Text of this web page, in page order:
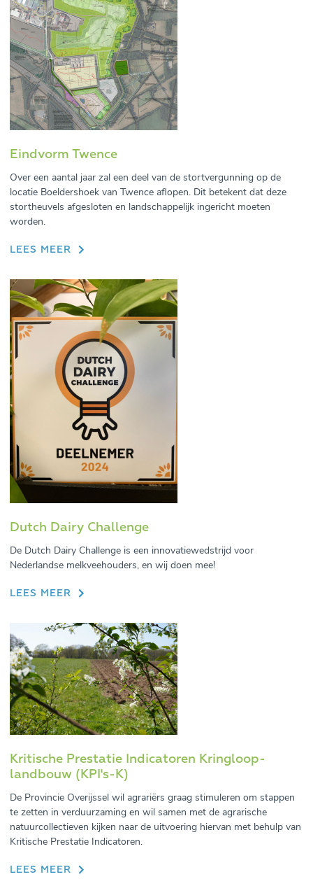
Eindvorm Twence
Over een aantal jaar zal een deel van de stortvergunning op de
locatie Boeldershoek van Twence aflopen. Dit betekent dat deze
stortheuvels afgesloten en landschappelijk ingericht moeten
worden.
LEES MEER
Dutch Dairy Challenge
De Dutch Dairy Challenge is een innovatiewedstrijd voor
Nederlandse melkveehouders, en wij doen mee!
LEES MEER
Kritische Prestatie Indicatoren Kringloop-
landbouw (KPI's-K)
De Provincie Overijssel wil agrariërs graag stimuleren om stappen
te zetten in verduurzaming en wil samen met de agrarische
natuurcollectieven kijken naar de uitvoering hiervan met behulp van
Kritische Prestatie Indicatoren.
LEES MEER